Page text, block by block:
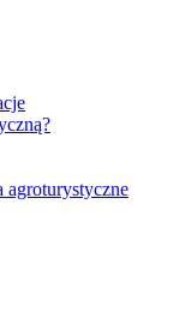
agroturystyczne